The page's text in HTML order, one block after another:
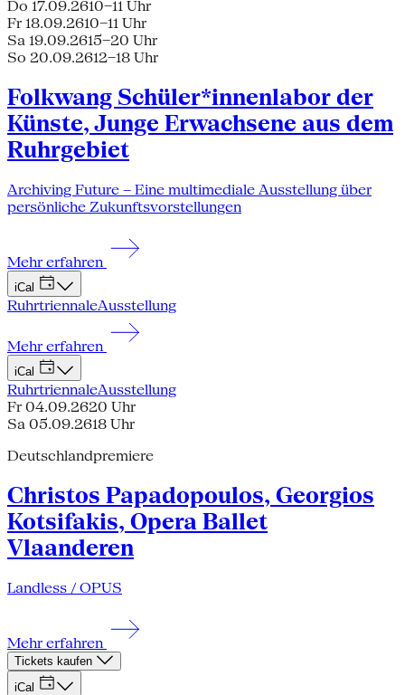
Do 17.09.2610–11 Uhr
Fr 18.09.2610–11 Uhr
Sa 19.09.2615–20 Uhr
So 20.09.2612–18 Uhr
Folkwang Schüler*innenlabor der
Künste, Junge Erwachsene aus dem
Ruhrgebiet
Archiving Future – Eine multimediale Ausstellung über
persönliche Zukunftsvorstellungen
Mehr erfahren
iCal
RuhrtriennaleAusstellung
Mehr erfahren
iCal
RuhrtriennaleAusstellung
Fr 04.09.2620 Uhr
Sa 05.09.2618 Uhr
Deutschlandpremiere
Christos Papadopoulos, Georgios
Kotsifakis, Opera Ballet
Vlaanderen
Landless / OPUS
Mehr erfahren
Tickets kaufen
iCal